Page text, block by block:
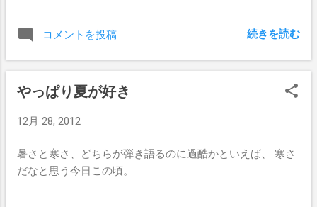
コメントを投稿 続きを読む
やっぱり夏が好き
12月 28, 2012
暑さと寒さ、どちらが弾き語るのに過酷かといえば、 寒さ
だなと思う今日この頃。